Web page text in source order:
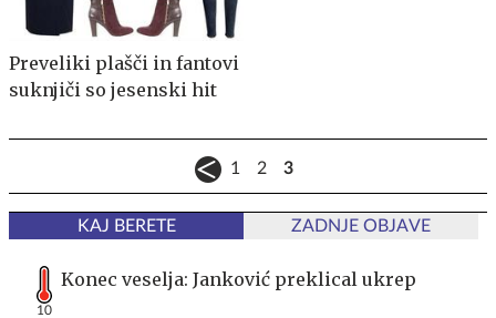
Preveliki plašči in fantovi
suknjiči so jesenski hit
1 2 3
KAJ BERETE ZADNJE OBJAVE
10
Konec veselja: Janković preklical ukrep